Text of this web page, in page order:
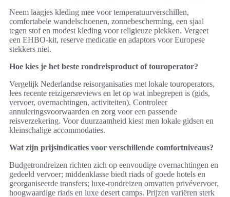
Neem laagjes kleding mee voor temperatuurverschillen,
comfortabele wandelschoenen, zonnebescherming, een sjaal
tegen stof en modest kleding voor religieuze plekken. Vergeet
een EHBO-kit, reserve medicatie en adaptors voor Europese
stekkers niet.
Hoe kies je het beste rondreisproduct of touroperator?
Vergelijk Nederlandse reisorganisaties met lokale touroperators,
lees recente reizigersreviews en let op wat inbegrepen is (gids,
vervoer, overnachtingen, activiteiten). Controleer
annuleringsvoorwaarden en zorg voor een passende
reisverzekering. Voor duurzaamheid kiest men lokale gidsen en
kleinschalige accommodaties.
Wat zijn prijsindicaties voor verschillende comfortniveaus?
Budgetrondreizen richten zich op eenvoudige overnachtingen en
gedeeld vervoer; middenklasse biedt riads of goede hotels en
georganiseerde transfers; luxe-rondreizen omvatten privévervoer,
hoogwaardige riads en luxe desert camps. Prijzen variëren sterk